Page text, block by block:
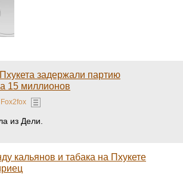
задержали партию
15 миллионов
Fox2fox
из Дели.
кальянов и табака на Пхукете